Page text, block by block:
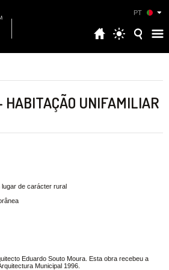
PT
UNIFAMILIAR
lugar de carácter rural
Eduardo Souto Moura. Esta obra recebeu a
Municipal 1996.